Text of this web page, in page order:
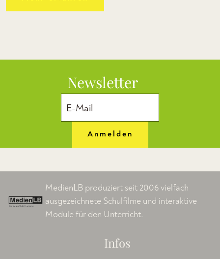
Newsletter
Anmelden
MedienLB produziert seit 2006 vielfach
ausgezeichnete Schulfilme und interaktive
Module für den Unterricht.
Infos